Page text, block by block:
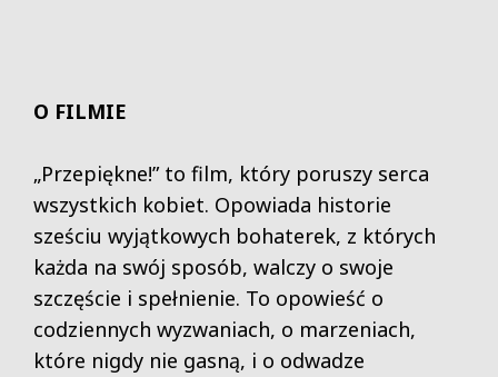
O FILMIE
„Przepiękne!” to film, który poruszy serca
wszystkich kobiet. Opowiada historie
sześciu wyjątkowych bohaterek, z których
każda na swój sposób, walczy o swoje
szczęście i spełnienie. To opowieść o
codziennych wyzwaniach, o marzeniach,
które nigdy nie gasną, i o odwadze